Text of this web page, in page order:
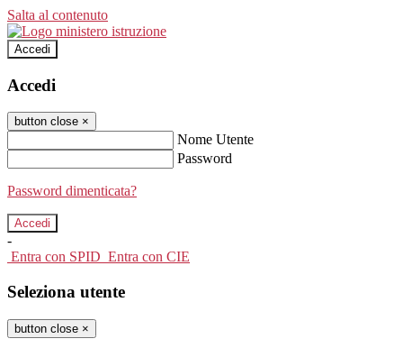
Salta al contenuto
Accedi
Accedi
button close ×
Nome Utente
Password
Password dimenticata?
-
Entra con SPID Entra con CIE
Seleziona utente
button close ×